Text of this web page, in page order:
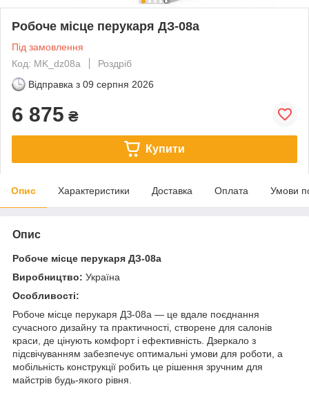
Робоче місце перукаря ДЗ-08а
Під замовлення
Код: MK_dz08а
Роздріб
Відправка з 09 серпня 2026
6 875 ₴
Купити
Опис Характеристики Доставка Оплата Умови
Опис
Робоче місце перукаря ДЗ-08а
Виробництво: Україна
Особливості:
Робоче місце перукаря ДЗ-08а — це вдале поєднання
сучасного дизайну та практичності, створене для салонів
краси, де цінують комфорт і ефективність. Дзеркало з
підсвічуванням забезпечує оптимальні умови для роботи, а
мобільність конструкції робить це рішення зручним для
майстрів будь-якого рівня.